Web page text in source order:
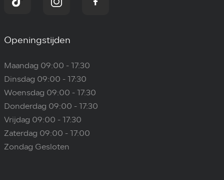
Openingstijden
Maandag 09:00 - 17:30
Dinsdag 09:00 - 17:30
Woensdag 09:00 - 17:30
Donderdag 09:00 - 17:30
Vrijdag 09:00 - 17:30
Zaterdag 09:00 - 17:00
Zondag Gesloten